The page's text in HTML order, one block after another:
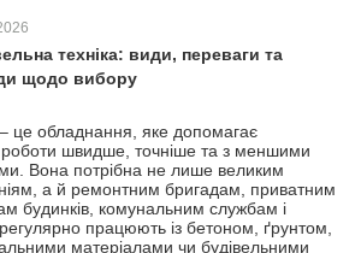
техніка: види, переваги та
щодо вибору
– це обладнання, яке допомагає
роботи швидше, точніше та з меншими
Вона потрібна не лише великим
а й ремонтним бригадам, приватним
будинків, комунальним службам і
працюють із бетоном, ґрунтом,
матеріалами чи будівельними